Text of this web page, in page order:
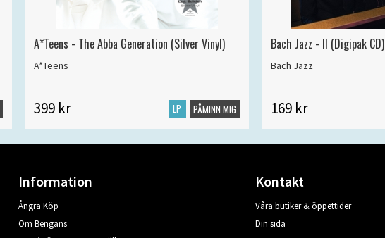
A*Teens - The Abba Generation (Silver Vinyl)
A*Teens
399 kr LP PÅMINN MIG
Bach Jazz - II (Digipak CD)
Bach Jazz
169 kr
Information
Ångra Köp
Om Bengans
Kontakt
Våra butiker & öppettider
Din sida